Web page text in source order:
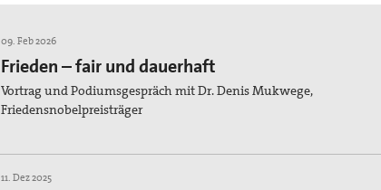
09. Feb 2026
Frieden – fair und dauerhaft
Vortrag und Podiumsgespräch mit Dr. Denis Mukwege,
Friedensnobelpreisträger
11. Dez 2025